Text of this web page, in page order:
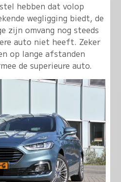
hebben dat volop
wegligging biedt, de
zijn omvang nog steeds
auto niet heeft. Zeker
op lange afstanden
de superieure auto.